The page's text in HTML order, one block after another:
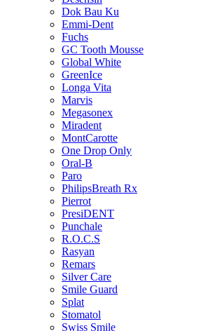
Dok Bau Ku
Emmi-Dent
Fuchs
GC Tooth Mousse
Global White
GreenIce
Longa Vita
Marvis
Megasonex
Miradent
MontCarotte
One Drop Only
Oral-B
Paro
PhilipsBreath Rx
Pierrot
PresiDENT
Punchale
R.O.C.S
Rasyan
Remars
Silver Care
Smile Guard
Splat
Stomatol
Swiss Smile